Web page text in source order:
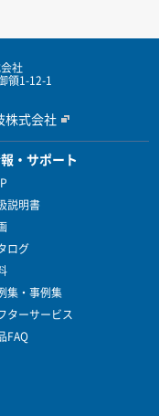
会社
領1-12-1
株式会社
・サポート
説明書
ログ
集・事例集
ターサービス
FAQ